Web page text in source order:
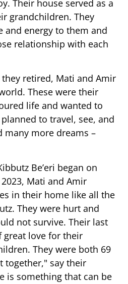
Their house served as a
grandchildren. They
and energy to them and
relationship with each
retired, Mati and Amir
These were their
life and wanted to
to travel, see, and
many more dreams –
Be’eri began on
Mati and Amir
in their home like all the
They were hurt and
not survive. Their last
great love for their
They were both 69
together," say their
is something that can be